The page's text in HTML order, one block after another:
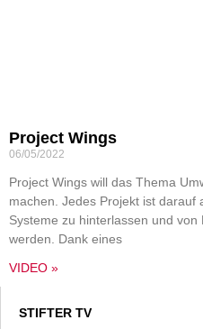
Project Wings
06/05/2022
Project Wings will das Thema
machen. Jedes Projekt ist darauf
Systeme zu hinterlassen und von
werden. Dank eines
VIDEO »
STIFTER TV